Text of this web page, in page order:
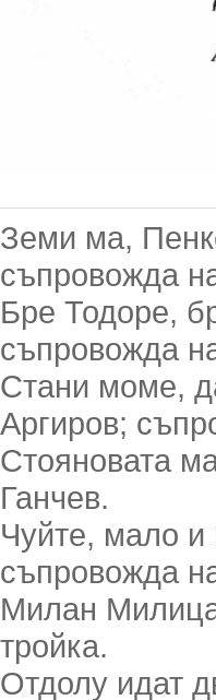
Земи ма,
съпровожда
Бре Тодоре,
съпровожда
Стани моме,
Аргиров;
Стояновата
Ганчев.
Чуйте, мало
съпровожда
Милан
тройка.
Отдолу идат